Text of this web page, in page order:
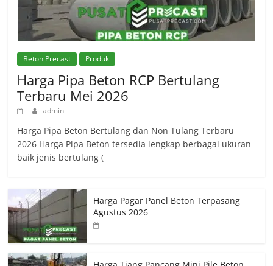
Beton Precast Produk
Harga Pipa Beton RCP Bertulang
Terbaru Mei 2026
admin
Harga Pipa Beton Bertulang dan Non Tulang Terbaru
2026 Harga Pipa Beton tersedia lengkap berbagai ukuran
baik jenis bertulang (
Harga Pagar Panel Beton Terpasang
Agustus 2026